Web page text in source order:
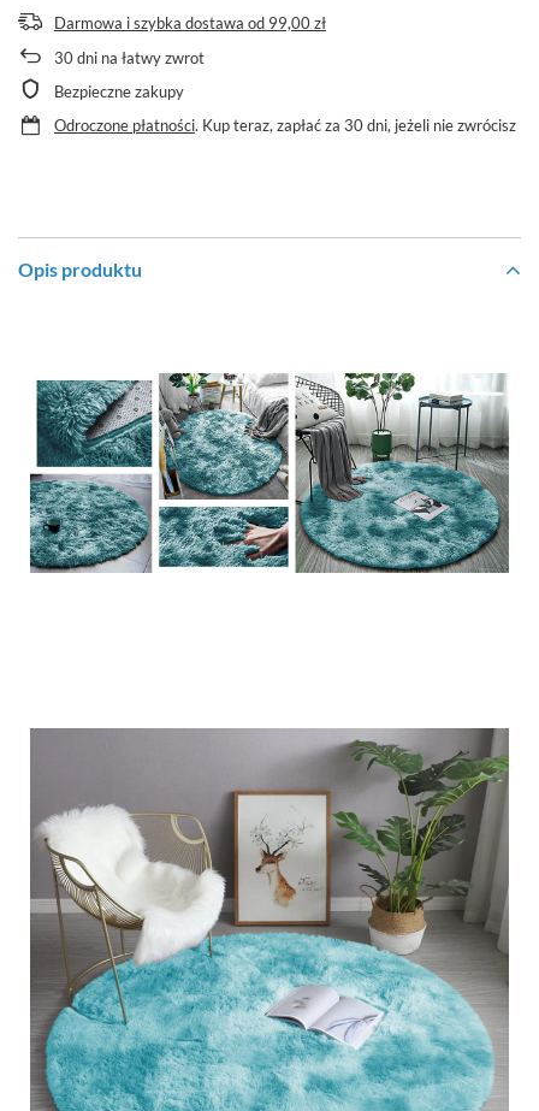
Darmowa i szybka dostawa od 99,00 zł
30dni na łatwy zwrot
Bezpieczne zakupy
Odroczone płatności. Kup teraz, zapłać za 30 dni, jeżeli nie zwrócisz
Opis produktu